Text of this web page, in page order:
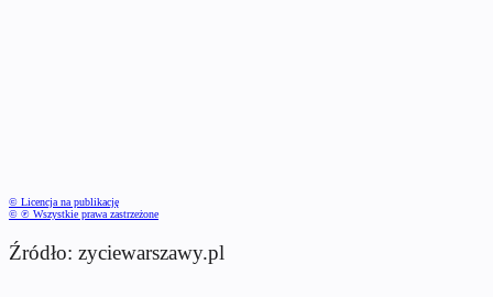
© Licencja na publikację
© ℗ Wszystkie prawa zastrzeżone
Źródło: zyciewarszawy.pl